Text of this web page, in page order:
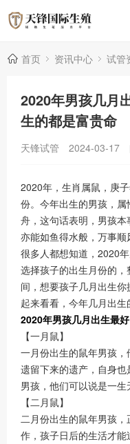
首页 资讯中心 试管
2020年男孩几月
生的都是富贵命
天锋试管 2024-03-17
2020年，生肖属鼠，庚
份。今年出生的男孩，
舟，这句话表明，男孩本
亦能如鱼得水般，万事顺
很多人都想知道，2020
选择孩子的出生月份的
间，想要孩子几月出生
起来看看，今年几月出生
2020年男孩几月出生最好
【一月鼠】
一月份出生的鼠年男孩
遗留下来的遗产，自身
男孩，他们可以说是一生
【二月鼠】
二月份出生的鼠年男孩
作，孩子日后的生活才